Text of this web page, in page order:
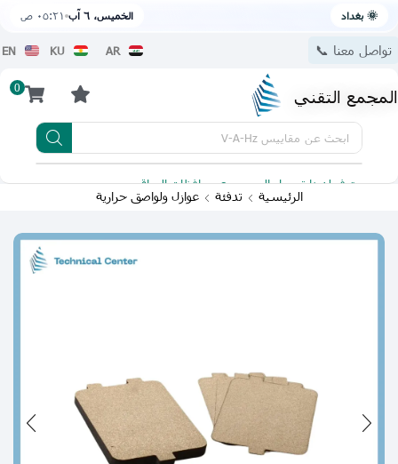
🌞 بغداد الخميس، ٦ آب ٠٥:٢١ ص
تواصل معنا 📞 AR
KU
EN
المجمع التقني 0
ابحث عن مقاييس V-A-Hz
يتوفر لدينا توصيل الى جميع محافظات العراق
الرئيسية تدفئة عوازل ولواصق حرارية